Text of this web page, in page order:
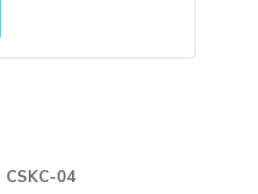
CSKC-04